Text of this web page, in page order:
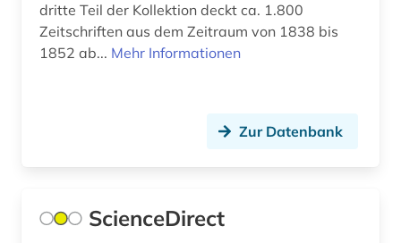
europarecht (3)
europäische union (2)
evangelische theologie (1)
dritte Teil der Kollektion deckt ca. 1.800
Zeitschriften aus dem Zeitraum von 1838 bis
1852 ab... Mehr Informationen
Zur Datenbank
ScienceDirect